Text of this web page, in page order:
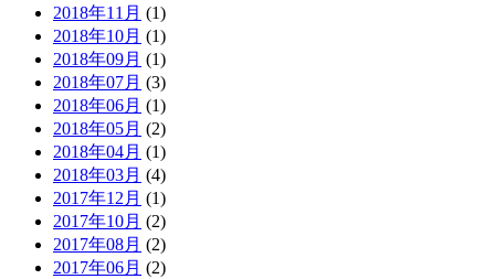
2018年11月 (1)
2018年10月 (1)
2018年09月 (1)
2018年07月 (3)
2018年06月 (1)
2018年05月 (2)
2018年04月 (1)
2018年03月 (4)
2017年12月 (1)
2017年10月 (2)
2017年08月 (2)
2017年06月 (2)